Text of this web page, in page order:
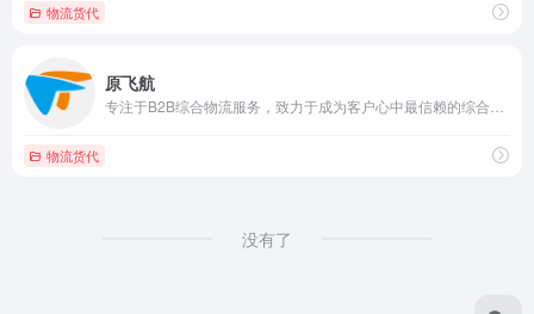
物流货代
原飞航
物流货代
没有了